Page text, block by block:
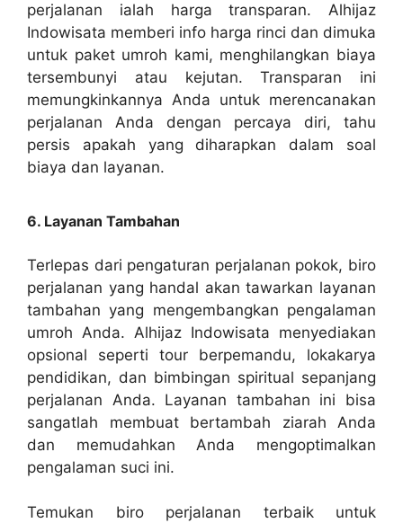
perjalanan ialah harga transparan. Alhijaz
Indowisata memberi info harga rinci dan dimuka
untuk paket umroh kami, menghilangkan biaya
tersembunyi atau kejutan. Transparan ini
memungkinkannya Anda untuk merencanakan
perjalanan Anda dengan percaya diri, tahu
persis apakah yang diharapkan dalam soal
biaya dan layanan.
6. Layanan Tambahan
Terlepas dari pengaturan perjalanan pokok, biro
perjalanan yang handal akan tawarkan layanan
tambahan yang mengembangkan pengalaman
umroh Anda. Alhijaz Indowisata menyediakan
opsional seperti tour berpemandu, lokakarya
pendidikan, dan bimbingan spiritual sepanjang
perjalanan Anda. Layanan tambahan ini bisa
sangatlah membuat bertambah ziarah Anda
dan memudahkan Anda mengoptimalkan
pengalaman suci ini.
Temukan biro perjalanan terbaik untuk